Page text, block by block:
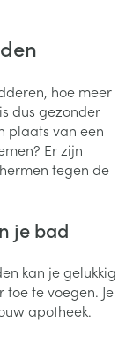
hoe meer
dus gezonder
plaats van een
Er zijn
tegen de
je bad
kan je gelukkig
te voegen. Je
apotheek.